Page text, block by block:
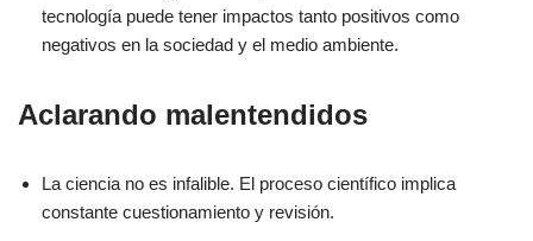
tecnología puede tener impactos tanto positivos como
negativos en la sociedad y el medio ambiente.
Aclarando malentendidos
La ciencia no es infalible. El proceso científico implica
constante cuestionamiento y revisión.